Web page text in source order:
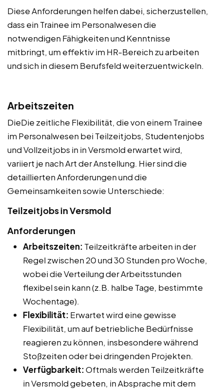
Diese Anforderungen helfen dabei, sicherzustellen,
dass ein Trainee im Personalwesen die
notwendigen Fähigkeiten und Kenntnisse
mitbringt, um effektiv im HR-Bereich zu arbeiten
und sich in diesem Berufsfeld weiterzuentwickeln.
Arbeitszeiten
DieDie zeitliche Flexibilität, die von einem Trainee
im Personalwesen bei Teilzeitjobs, Studentenjobs
und Vollzeitjobs in in Versmold erwartet wird,
variiert je nach Art der Anstellung. Hier sind die
detaillierten Anforderungen und die
Gemeinsamkeiten sowie Unterschiede:
Teilzeitjobs in Versmold
Anforderungen
Arbeitszeiten: Teilzeitkräfte arbeiten in der
Regel zwischen 20 und 30 Stunden pro Woche,
wobei die Verteilung der Arbeitsstunden
flexibel sein kann (z.B. halbe Tage, bestimmte
Wochentage).
Flexibilität: Erwartet wird eine gewisse
Flexibilität, um auf betriebliche Bedürfnisse
reagieren zu können, insbesondere während
Stoßzeiten oder bei dringenden Projekten.
Verfügbarkeit:Oftmals werden Teilzeitkräfte
in Versmold gebeten, in Absprache mit dem